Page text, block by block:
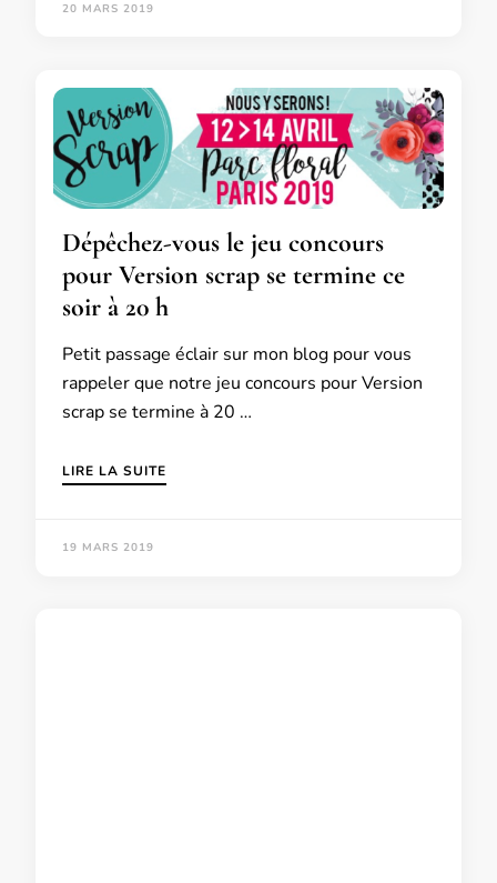
20 MARS 2019
Dépêchez-vous le jeu concours
pour Version scrap se termine ce
soir à 20 h
Petit passage éclair sur mon blog pour vous
rappeler que notre jeu concours pour Version
scrap se termine à 20 …
LIRE LA SUITE
19 MARS 2019